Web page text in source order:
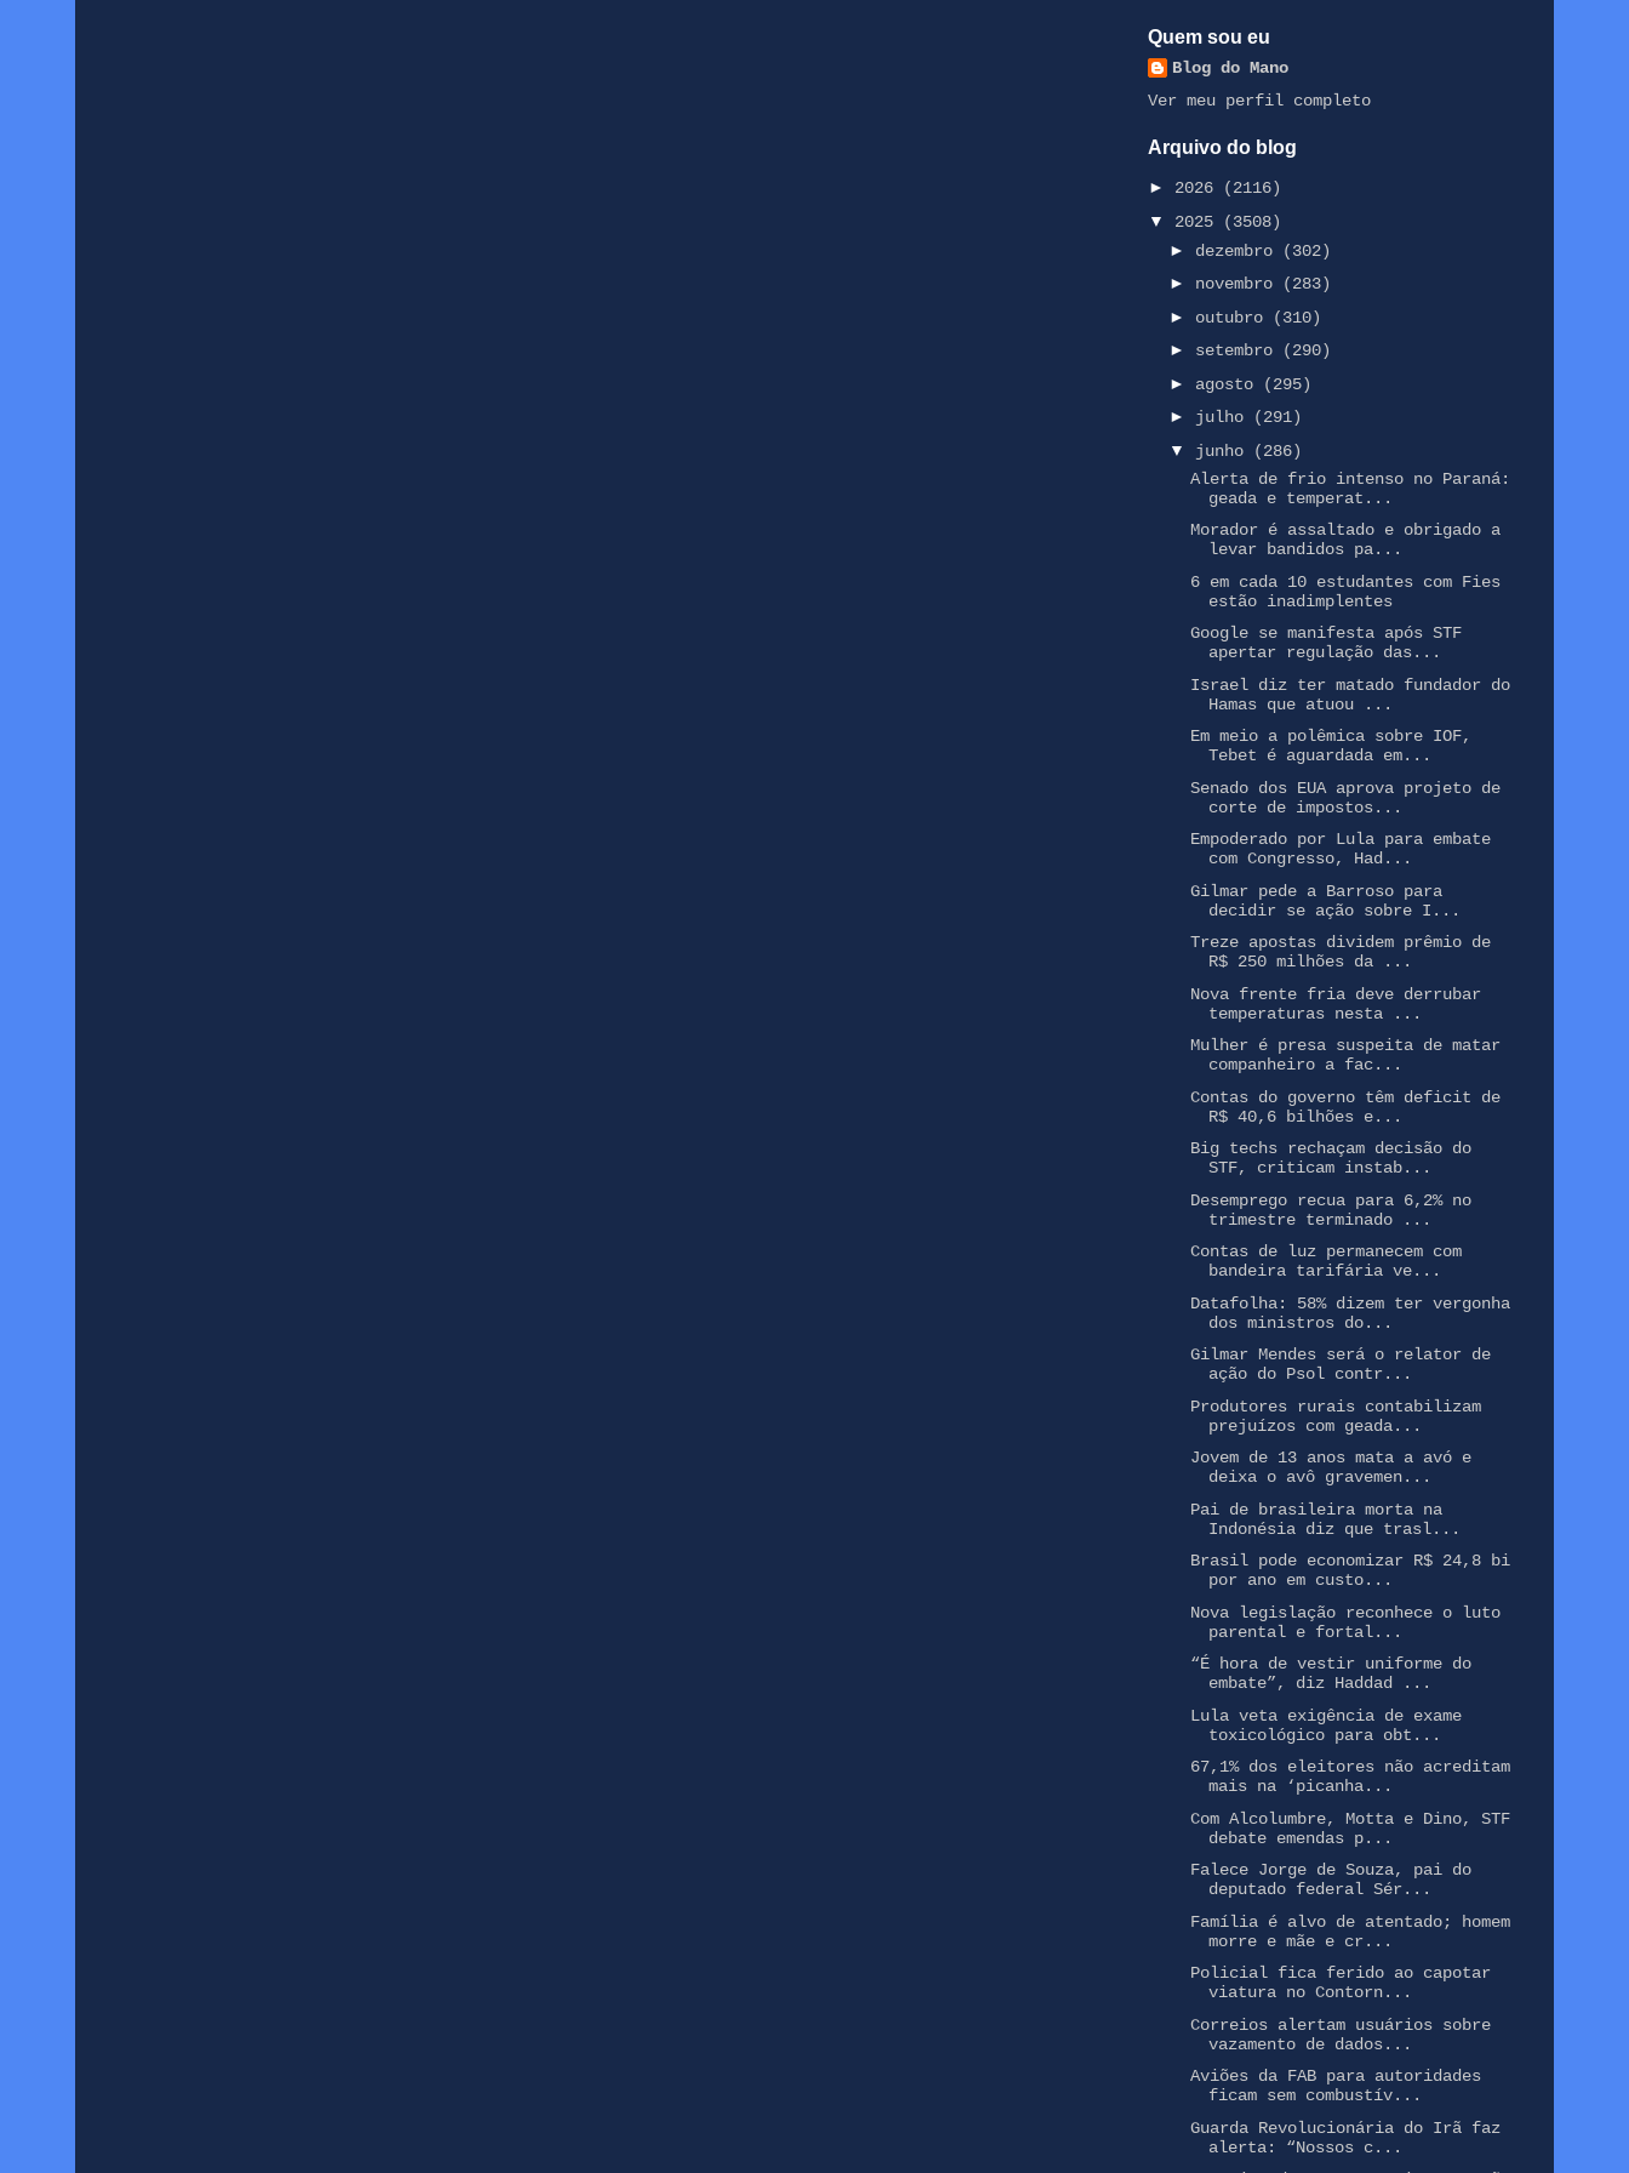
Quem sou eu
Blog do Mano
Ver meu perfil completo
Arquivo do blog
► 2026
(2116)
▼ 2025
(3508)
► dezembro
(302)
► novembro
(283)
► outubro
(310)
► setembro
(290)
► agosto
(295)
► julho
(291)
▼ junho
(286)
Alerta de frio intenso no Paraná:
geada e temperat...
Morador é assaltado e obrigado a
levar bandidos pa...
6 em cada 10 estudantes com Fies
estão inadimplentes
Google se manifesta após STF
apertar regulação das...
Israel diz ter matado fundador do
Hamas que atuou ...
Em meio a polêmica sobre IOF,
Tebet é aguardada em...
Senado dos EUA aprova projeto de
corte de impostos...
Empoderado por Lula para embate
com Congresso, Had...
Gilmar pede a Barroso para
decidir se ação sobre I...
Treze apostas dividem prêmio de
R$ 250 milhões da ...
Nova frente fria deve derrubar
temperaturas nesta ...
Mulher é presa suspeita de matar
companheiro a fac...
Contas do governo têm deficit de
R$ 40,6 bilhões e...
Big techs rechaçam decisão do
STF, criticam instab...
Desemprego recua para 6,2% no
trimestre terminado ...
Contas de luz permanecem com
bandeira tarifária ve...
Datafolha: 58% dizem ter vergonha
dos ministros do...
Gilmar Mendes será o relator de
ação do Psol contr...
Produtores rurais contabilizam
prejuízos com geada...
Jovem de 13 anos mata a avó e
deixa o avô gravemen...
Pai de brasileira morta na
Indonésia diz que trasl...
Brasil pode economizar R$ 24,8 bi
por ano em custo...
Nova legislação reconhece o luto
parental e fortal...
“É hora de vestir uniforme do
embate”, diz Haddad ...
Lula veta exigência de exame
toxicológico para obt...
67,1% dos eleitores não acreditam
mais na ‘picanha...
Com Alcolumbre, Motta e Dino, STF
debate emendas p...
Falece Jorge de Souza, pai do
deputado federal Sér...
Família é alvo de atentado; homem
morre e mãe e cr...
Policial fica ferido ao capotar
viatura no Contorn...
Correios alertam usuários sobre
vazamento de dados...
Aviões da FAB para autoridades
ficam sem combustív...
Guarda Revolucionária do Irã faz
alerta: “Nossos c...